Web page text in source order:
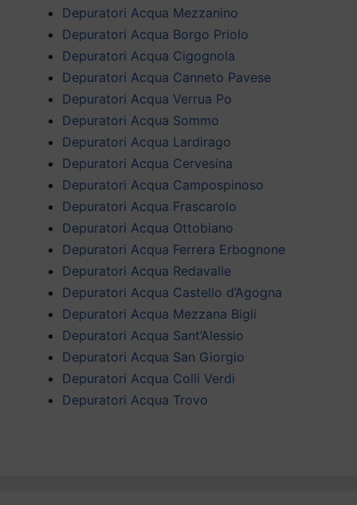
Depuratori Acqua Mezzanino
Depuratori Acqua Borgo Priolo
Depuratori Acqua Cigognola
Depuratori Acqua Canneto Pavese
Depuratori Acqua Verrua Po
Depuratori Acqua Sommo
Depuratori Acqua Lardirago
Depuratori Acqua Cervesina
Depuratori Acqua Campospinoso
Depuratori Acqua Frascarolo
Depuratori Acqua Ottobiano
Depuratori Acqua Ferrera Erbognone
Depuratori Acqua Redavalle
Depuratori Acqua Castello d’Agogna
Depuratori Acqua Mezzana Bigli
Depuratori Acqua Sant’Alessio
Depuratori Acqua San Giorgio
Depuratori Acqua Colli Verdi
Depuratori Acqua Trovo